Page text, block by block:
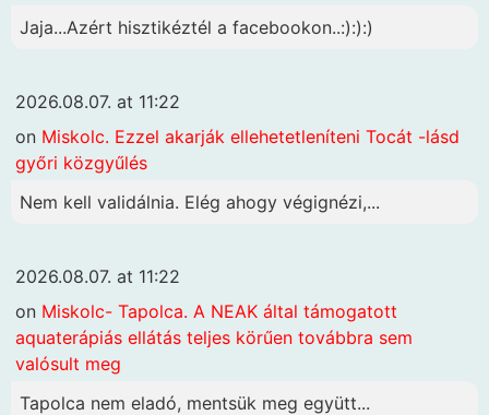
Jaja...Azért hisztikéztél a facebookon..:):):)
2026.08.07. at 11:22
on Miskolc. Ezzel akarják ellehetetleníteni Tocát -lásd
győri közgyűlés
Nem kell validálnia. Elég ahogy végignézi,...
2026.08.07. at 11:22
on Miskolc- Tapolca. A NEAK által támogatott
aquaterápiás ellátás teljes körűen továbbra sem
valósult meg
Tapolca nem eladó, mentsük meg együtt...